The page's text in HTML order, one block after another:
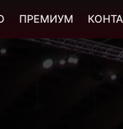
ПРЕМИУМ